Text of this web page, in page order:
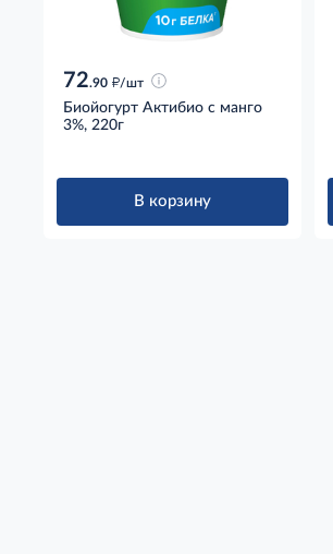
72.90 д/шт
Биойогурт Актибио с манго
3%, 220г
В корзину